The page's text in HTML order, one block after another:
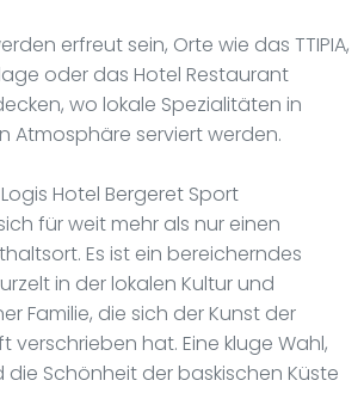
erfreut sein, Orte wie das TTIPIA,
oder das Hotel Restaurant
wo lokale Spezialitäten in
Atmosphäre serviert werden.
Hotel Bergeret Sport
für weit mehr als nur einen
Es ist ein bereicherndes
in der lokalen Kultur und
Familie, die sich der Kunst der
hat. Eine kluge Wahl,
Schönheit der baskischen Küste